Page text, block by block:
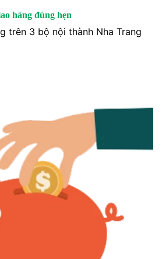
hàng đúng hẹn
trên 3 bộ nội thành Nha Trang